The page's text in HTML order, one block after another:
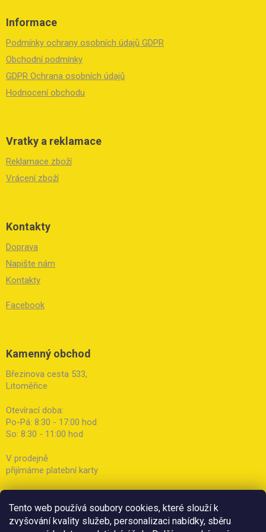
Tento web používá soubory cookies, které slouží k
zvyšování kvality služeb, personalizaci nabídky, sběru
Informace
Podmínky ochrany osobních údajů GDPR
Obchodní podmínky
GDPR Ochrana osobních údajů
Hodnocení obchodu
Vratky a reklamace
Reklamace zboží
Vrácení zboží
Kontakty
Doprava
Napište nám
Kontakty
Facebook
Kamenný obchod
Březinova cesta 533,
Litoměřice
Otevírací doba:
Po-Pá: 8:30 - 17:00 hod
So: 8:30 - 11:00 hod
V prodejně
přijímáme platební karty